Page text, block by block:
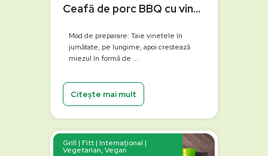
Ceafă de porc BBQ cu vinete și porumb la grătar
Mod de preparare: Taie vinetele în
jumătate, pe lungime, apoi crestează
miezul în formă de ...
Citește mai mult
Grill | Fitt | Internațional |
Vegetarian, Vegan